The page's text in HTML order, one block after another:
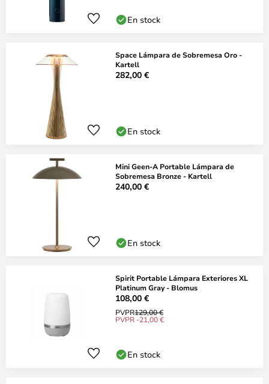
En stock
Space Lámpara de Sobremesa Oro -
Kartell
282,00 €
En stock
Mini Geen-A Portable Lámpara de
Sobremesa Bronze - Kartell
240,00 €
En stock
Spirit Portable Lámpara Exteriores XL
Platinum Gray - Blomus
108,00 €
PVPR129,00 €
PVPR -21,00 €
En stock